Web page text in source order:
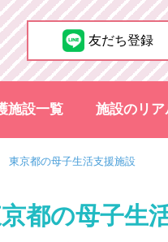
友だち登録
施設一覧 施設のリア
東京都の母子生活支援施設
都の母子生